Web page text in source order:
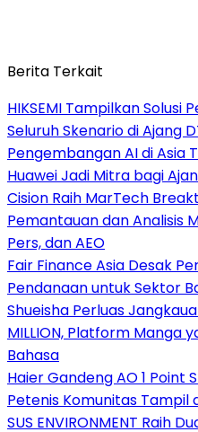
Berita Terkait
HIKSEMI Tampilkan Solusi
Seluruh Skenario di Ajang
Pengembangan AI di Asia
Huawei Jadi Mitra bagi
Cision Raih MarTech
Pemantauan dan Analisis
Pers, dan AEO
Fair Finance Asia Desak
Pendanaan untuk Sektor
Shueisha Perluas
MILLION, Platform Manga
Bahasa
Haier Gandeng AO 1 Point
Petenis Komunitas Tampil
SUS ENVIRONMENT Raih